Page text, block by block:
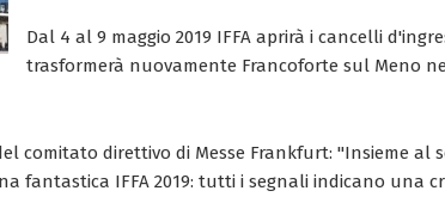
Dal 4 al 9 maggio 2019 IFFA aprirà i cancelli
trasformerà nuovamente Francoforte sul Meno
comitato direttivo di Messe Frankfurt: "Insieme al
fantastica IFFA 2019: tutti i segnali indicano una